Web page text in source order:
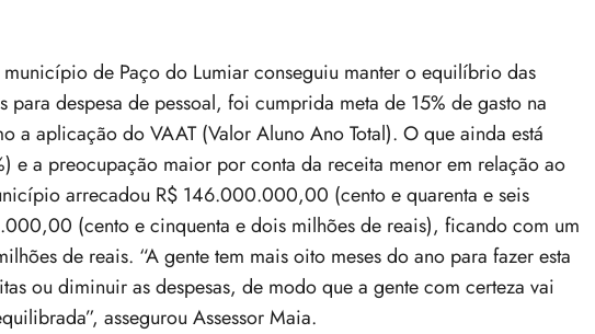
de Paço do Lumiar conseguiu manter o equilíbrio das
despesa de pessoal, foi cumprida meta de 15% de gasto na
a aplicação do VAAT (Valor Aluno Ano Total). O que ainda está
e a preocupação maior por conta da receita menor em relação ao
arrecadou R$ 146.000.000,00 (cento e quarenta e seis
(cento e cinquenta e dois milhões de reais), ficando com um
de reais. “A gente tem mais oito meses do ano para fazer esta
ou diminuir as despesas, de modo que a gente com certeza vai
assegurou Assessor Maia.